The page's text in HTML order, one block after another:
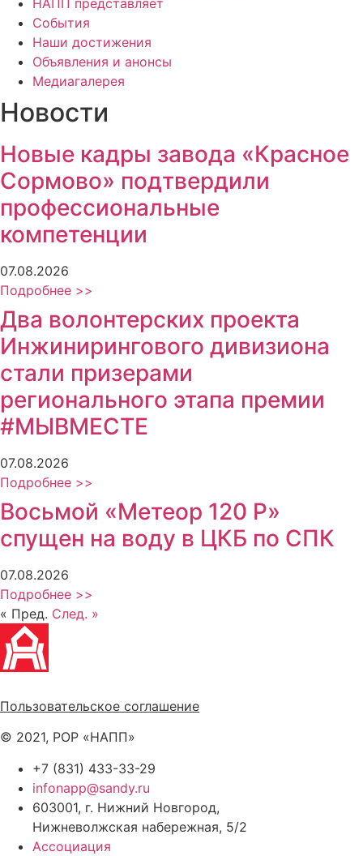
События
Наши достижения
Объявления и анонсы
Медиагалерея
Новости
Новые кадры завода «Красное
Сормово» подтвердили
профессиональные
компетенции
07.08.2026
Подробнее >>
Два волонтерских проекта
Инжинирингового дивизиона
стали призерами
регионального этапа премии
#МЫВМЕСТЕ
07.08.2026
Подробнее >>
Восьмой «Метеор 120 Р»
спущен на воду в ЦКБ по СПК
07.08.2026
Подробнее >>
« Пред. След. »
Пользовательское соглашение
© 2021, РОР «НАПП»
+7 (831) 433-33-29
infonapp@sandy.ru
603001, г. Нижний Новгород,
Нижневолжская набережная, 5/2
Ассоциация